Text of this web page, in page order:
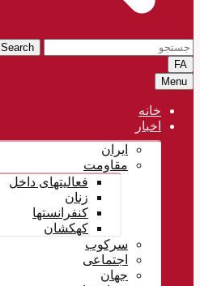
Search
FA
Menu
خانه
اخبار
ایران
مقاومت
فعالیتهای داخل
زنان
کنفرانستها
کهکشان
سرکوب
اجتماعی
جهان